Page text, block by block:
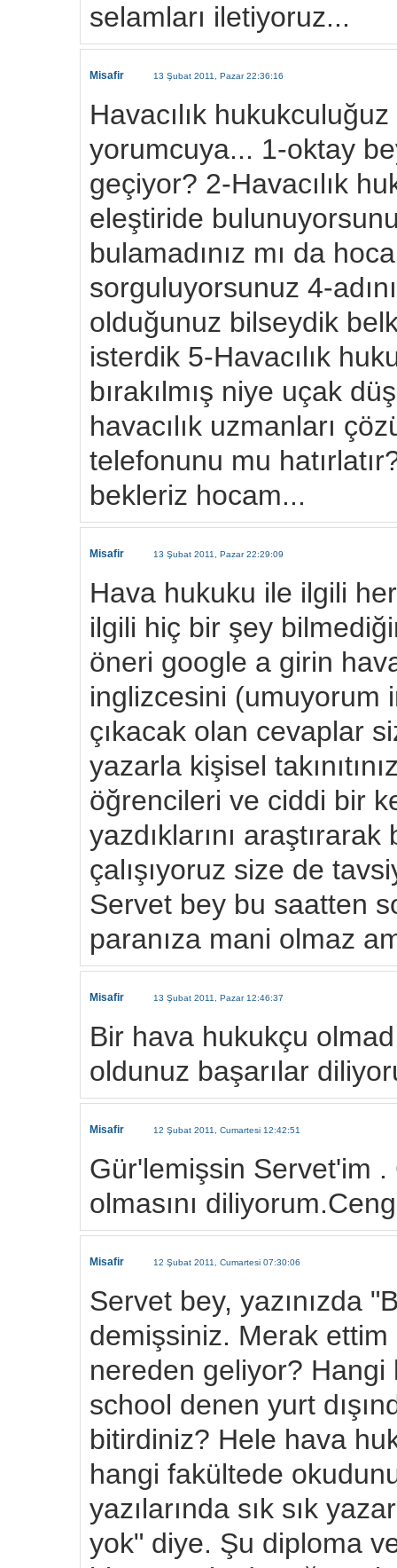
selamları iletiyoruz...
Misafir 13 Şubat 2011, Pazar 22:36:16
Havacılık
yorumcuya... 1-oktay
geçiyor? 2-Havacılık
eleştiride
bulamadınız mı da
sorguluyorsunuz 4-
olduğunuz bilseydik
isterdik 5-Havacılık
bırakılmış niye uçak
havacılık uzmanları
telefonunu mu
bekleriz hocam...
Misafir 13 Şubat 2011, Pazar 22:29:09
Hava hukuku ile ilgili
ilgili hiç bir şey
öneri google a girin
inglizcesini (umuyorum
çıkacak olan cevaplar
yazarla kişisel
öğrencileri ve ciddi bir
yazdıklarını
çalışıyoruz size de
Servet bey bu saatten
paranıza mani olmaz
Misafir 13 Şubat 2011, Pazar 12:46:37
Bir hava hukukçu
oldunuz başarılar
Misafir 12 Şubat 2011, Cumartesi 12:42:51
Gür'lemişsin Servet'im
olmasını
Misafir 12 Şubat 2011, Cumartesi 07:30:06
Servet bey, yazınızda
demişsiniz. Merak
nereden geliyor?
school denen yurt
bitirdiniz? Hele hava
hangi fakültede
yazılarında sık sık
yok" diye. Şu diploma